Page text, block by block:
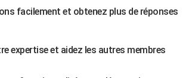
facilement et obtenez plus de réponses
expertise et aidez les autres membres